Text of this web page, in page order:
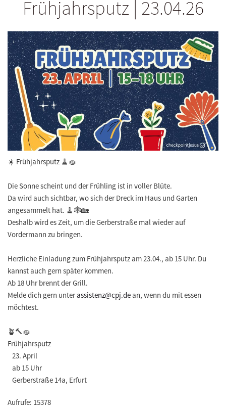
Frühjahrsputz | 23.04.26
☀️ Frühjahrsputz 🧹🧽
Die Sonne scheint und der Frühling ist in voller Blüte.
Da wird auch sichtbar, wo sich der Dreck im Haus und Garten
angesammelt hat. 🧹🕸️🏡
Deshalb wird es Zeit, um die Gerberstraße mal wieder auf
Vordermann zu bringen.
Herzliche Einladung zum Frühjahrsputz am 23.04., ab 15 Uhr. Du
kannst auch gern später kommen.
Ab 18 Uhr brennt der Grill.
Melde dich gern unterassistenz@cpj.de an, wenn du mit essen
möchtest.
🪴🔨🧽
Frühjahrsputz
23. April
ab 15 Uhr
Gerberstraße 14a, Erfurt
Aufrufe: 15378